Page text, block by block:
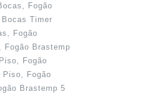
Fogão
Timer
Fogão
Fogão Brastemp
Fogão
Piso, Fogão
Brastemp 5